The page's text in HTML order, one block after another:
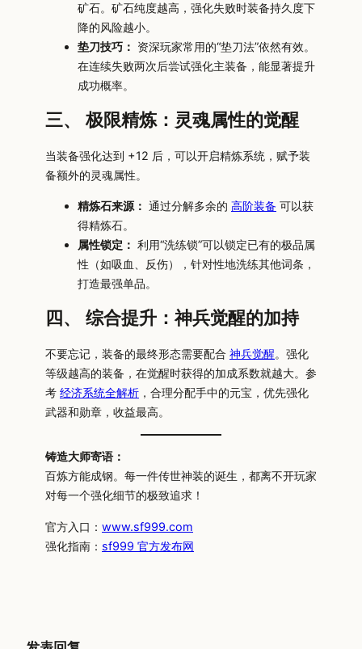
矿石。矿石纯度越高，强化失败时装备持久度下
降的风险越小。
垫刀技巧： 资深玩家常用的“垫刀法”依然有效。
在连续失败两次后尝试强化主装备，能显著提升
成功概率。
三、 极限精炼：灵魂属性的觉醒
当装备强化达到 +12 后，可以开启精炼系统，赋予装
备额外的灵魂属性。
精炼石来源： 通过分解多余的 高阶装备 可以获
得精炼石。
属性锁定： 利用“洗练锁”可以锁定已有的极品属
性（如吸血、反伤），针对性地洗练其他词条，
打造最强单品。
四、 综合提升：神兵觉醒的加持
不要忘记，装备的最终形态需要配合 神兵觉醒。强化
等级越高的装备，在觉醒时获得的加成系数就越大。参
考 经济系统全解析 ，合理分配手中的元宝，优先强化
武器和勋章，收益最高。
铸造大师寄语：
百炼方能成钢。每一件传世神装的诞生，都离不开玩家
对每一个强化细节的极致追求！
官方入口： www.sf999.com
强化指南： sf999 官方发布网